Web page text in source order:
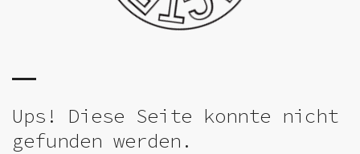
Ups! Diese Seite konnte nicht
gefunden werden.